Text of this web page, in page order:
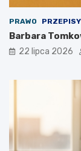
PRAWO
Barbara
22 lipca 2026